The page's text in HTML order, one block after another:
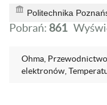
Politechnika
Pobrań: 861
Ohma,
elektronów,